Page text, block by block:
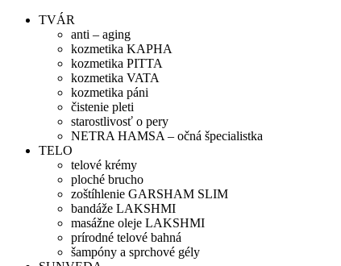
TVÁR
anti – aging
kozmetika KAPHA
kozmetika PITTA
kozmetika VATA
kozmetika páni
čistenie pleti
starostlivosť o pery
NETRA HAMSA – očná špecialistka
TELO
telové krémy
ploché brucho
zoštíhlenie GARSHAM SLIM
bandáže LAKSHMI
masážne oleje LAKSHMI
prírodné telové bahná
šampóny a sprchové gély